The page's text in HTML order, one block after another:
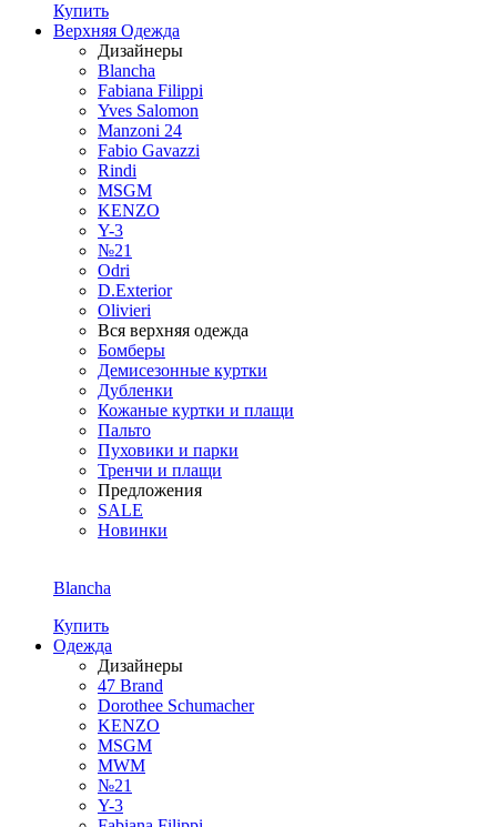
Купить
Верхняя Одежда
Дизайнеры
Blancha
Fabiana Filippi
Yves Salomon
Manzoni 24
Fabio Gavazzi
Rindi
MSGM
KENZO
Y-3
№21
Odri
D.Exterior
Olivieri
Вся верхняя одежда
Бомберы
Демисезонные куртки
Дубленки
Кожаные куртки и плащи
Пальто
Пуховики и парки
Тренчи и плащи
Предложения
SALE
Новинки
Blancha
Купить
Одежда
Дизайнеры
47 Brand
Dorothee Schumacher
KENZO
MSGM
MWM
№21
Y-3